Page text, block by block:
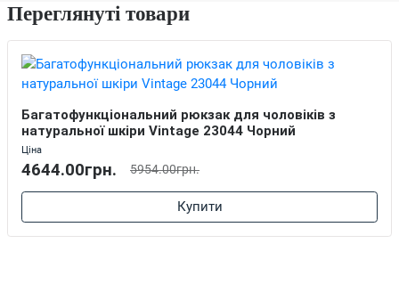
Переглянуті товари
Багатофункціональний рюкзак для чоловіків з
натуральної шкіри Vintage 23044 Чорний
Ціна
4644.00грн. 5954.00грн.
Купити